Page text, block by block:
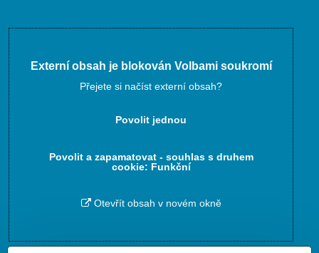
Externí obsah je blokován Volbami soukromí
Přejete si načíst externí obsah?
Povolit jednou
Povolit a zapamatovat - souhlas s druhem
cookie: Funkční
Otevřít obsah v novém okně